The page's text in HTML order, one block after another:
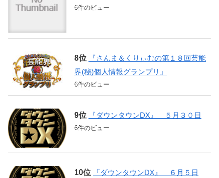
6件のビュー
『さんま＆くりぃむの第１８回芸能
界(秘)個人情報グランプリ』
6件のビュー
『ダウンタウンDX』 ５月３０日
6件のビュー
『ダウンタウンDX』 ６月５日